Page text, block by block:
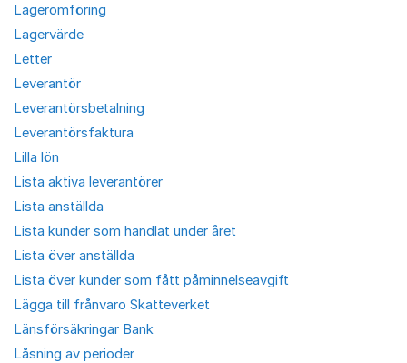
Lageromföring
Lagervärde
Letter
Leverantör
Leverantörsbetalning
Leverantörsfaktura
Lilla lön
Lista aktiva leverantörer
Lista anställda
Lista kunder som handlat under året
Lista över anställda
Lista över kunder som fått påminnelseavgift
Lägga till frånvaro Skatteverket
Länsförsäkringar Bank
Låsning av perioder